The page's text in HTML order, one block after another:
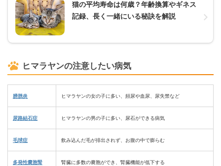
猫の平均寿命は何歳？年齢換算やギネス
記録、長く一緒にいる秘訣を解説
ヒマラヤンの注意したい病気
膀胱炎 ヒマラヤンの女の子に多い、頻尿や血尿、尿失禁など
尿路結石症 ヒマラヤンの男の子に多い、尿石ができる病気
毛球症 飲み込んだ毛が排出されず、お腹の中で膨らむ
多発性嚢胞腎 腎臓に多数の嚢胞ができ、腎臓機能が低下する